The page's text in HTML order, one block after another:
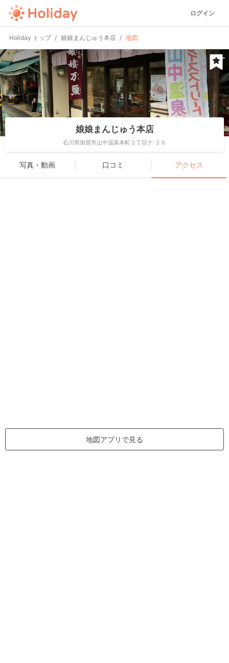
ログイン
Holiday トップ 娘娘まんじゅう本店 地図
娘娘まんじゅう本店
石川県加賀市山中温泉本町２丁目ナ-２６
写真・動画 口コミ アクセス
地図アプリで見る